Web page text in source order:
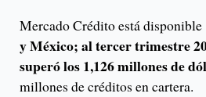
Mercado Crédito está disponible
y México; al tercer trimestre
superó los 1,126 millones de
millones de créditos en cartera.